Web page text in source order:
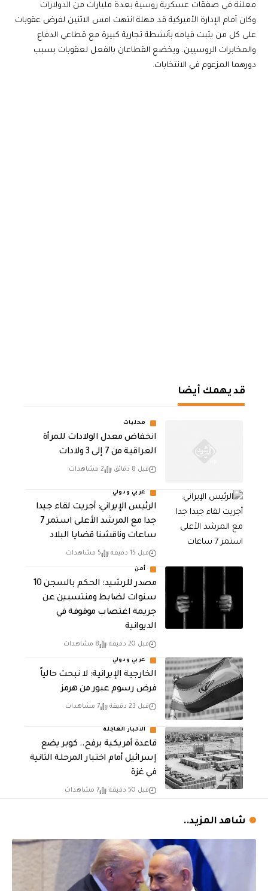
معلنة في صفقات عسكرية روسية بعدة مليارات من الدولارات
وكان أمام الإدارة الأميركية قد مهلة انتهت امس الاثنين لفرض عقوبات
على كل من يثبت قيامه بأنشطة تجارية كبيرة مع قطاعي الدفاع
والمخابرات الروسيين. ويخضع القطاعان بالفعل لعقوبات بسبب
دورهما المزعوم في الانتخابات.
قد يهمك أيضا
محليات
انخفاض معدل الولادات للمرأة
العراقية من 7 إلى 3 ولادات
قبل 8 دقائق 2 مشاهدات
عربي ودولي
الرئيس الإيراني: أجريت لقاء جيدا
جدا مع المرشد الأعلى استمر 7
ساعات وناقشنا قضايا البلاد
قبل 15 دقيقة 5 مشاهدات
أمن
مصدر للرشيد: الحكم بالسجن 10
سنوات لضابط ومنتسبين عن
جريمة اغتصاب موقوفة في
الديوانية
قبل 20 دقيقة 8 مشاهدات
عربي ودولي
الخارجية الإيرانية: لا نبحث حالياً
فرض رسوم عبور من هرمز
قبل 23 دقيقة 7 مشاهدات
الاخبار العاجلة
قاعدة أمريكية برفح.. كوبر يضع
إسرائيل أمام اختبار المرحلة الثانية
في غزة
قبل 50 دقيقة 7 مشاهدات
شاهد المزيد..